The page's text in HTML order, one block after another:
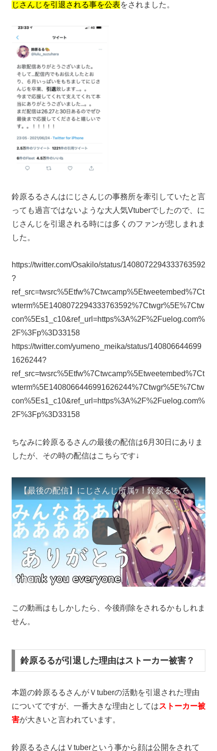
じさんじを引退される事を公表をされました。
鈴原るるさんはにじさんじの事務所を牽引していたと言
っても過言ではないような大人気Vtuberでしたので、に
じさんじを引退される時には多くのファンが悲しまれま
した。
https://twitter.com/Osakilo/status/1408072294333763592
?
ref_src=twsrc%5Etfw%7Ctwcamp%5Etweetembed%7Ct
wterm%5E1408072294333763592%7Ctwgr%5E%7Ctw
con%5Es1_c10&ref_url=https%3A%2F%2Fuelog.com%
2F%3Fp%3D33158
https://twitter.com/yumeno_meika/status/140806644699
1626244?
ref_src=twsrc%5Etfw%7Ctwcamp%5Etweetembed%7Ct
wterm%5E1408066446991626244%7Ctwgr%5E%7Ctw
con%5Es1_c10&ref_url=https%3A%2F%2Fuelog.com%
2F%3Fp%3D33158
ちなみに鈴原るるさんの最後の配信は6月30日にありま
したが、その時の配信はこちらです↓
【最後の配信】にじさんじ所属ｯ！鈴原るるでしたｯ！！ありがとうｯ‥‥！！！【鈴原るる/にじさんじ】
この動画はもしかしたら、今後削除をされるかもしれま
せん。
鈴原るるが引退した理由はストーカー被害？
本題の鈴原るるさんがＶtuberの活動を引退された理由
についてですが、一番大きな理由としてはストーカー被
害が大きいと言われています。
鈴原るるさんはＶtuberという事から顔は公開をされて